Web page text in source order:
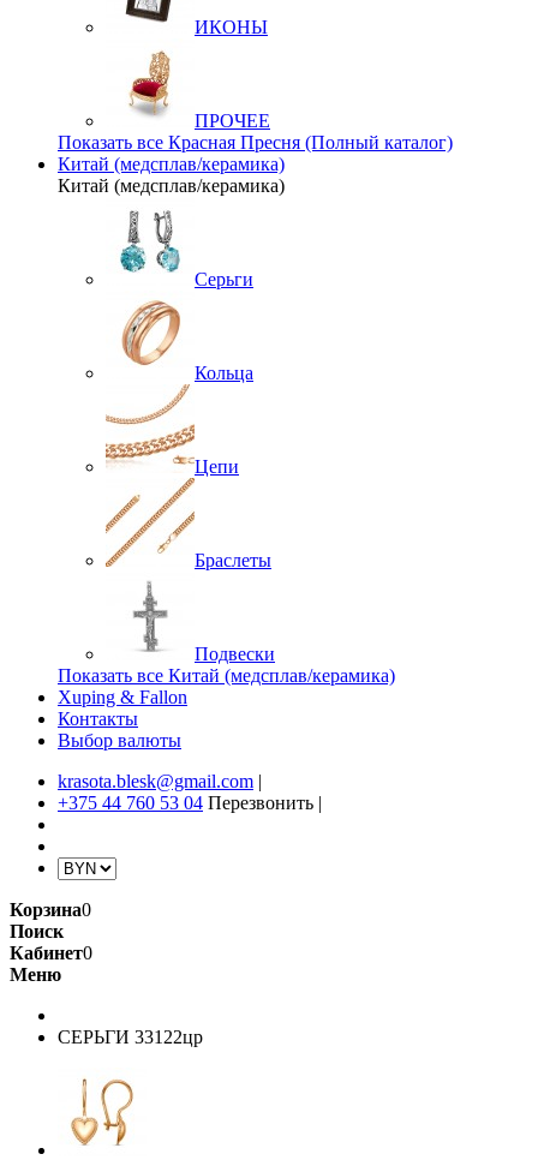
ИКОНЫ
ПРОЧЕЕ
Показать все Красная Пресня (Полный каталог)
Китай (медсплав/керамика)
Китай (медсплав/керамика)
Серьги
Кольца
Цепи
Браслеты
Подвески
Показать все Китай (медсплав/керамика)
Xuping & Fallon
Контакты
Выбор валюты
krasota.blesk@gmail.com |
+375 44 760 53 04 Перезвонить |
Корзина0
Поиск
Кабинет0
Меню
СЕРЬГИ 33122цр